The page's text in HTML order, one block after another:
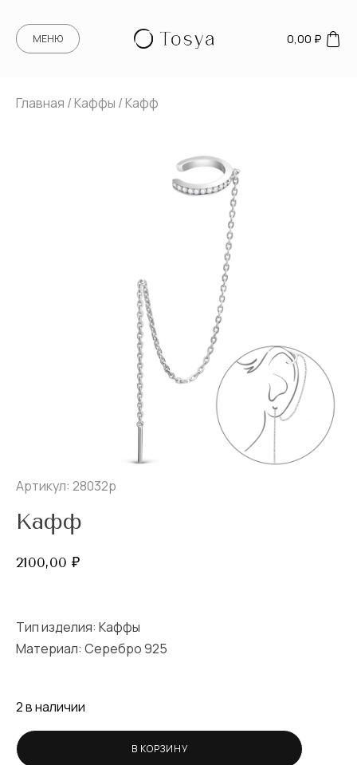
МЕНЮ 0,00 ₽
Главная /Каффы / Кафф
Артикул: 28032р
Кафф
2100,00 ₽
Тип изделия: Каффы
Материал: Серебро 925
2 в наличии
В КОРЗИНУ